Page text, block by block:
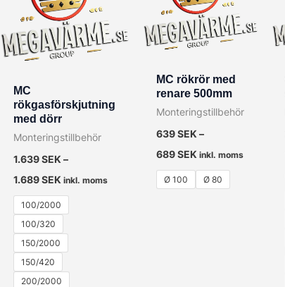
MC
rökgasförskjutning
med dörr
Monteringstillbehör
1.639SEK –
1.689SEK inkl. moms
100/2000
100/320
150/2000
150/420
200/2000
MC rökrör med
renare 500mm
Monteringstillbehör
639SEK –
689SEK inkl. moms
Ø 100 Ø 80